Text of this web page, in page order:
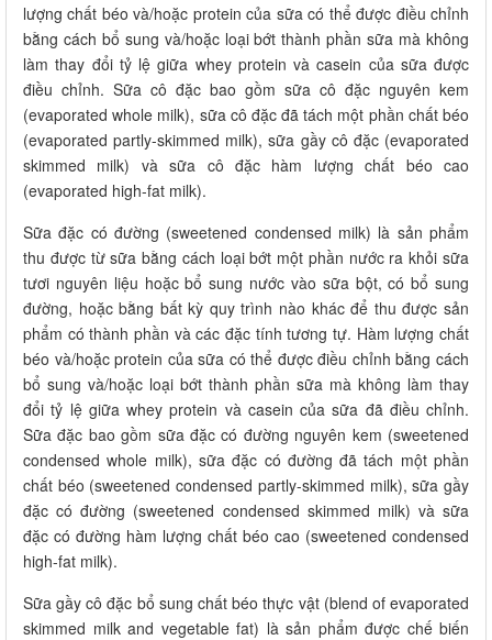
lượng chất béo và/hoặc protein của sữa có thể được điều chỉnh
bằng cách bổ sung và/hoặc loại bớt thành phần sữa mà không
làm thay đổi tỷ lệ giữa whey protein và casein của sữa được
điều chỉnh. Sữa cô đặc bao gồm sữa cô đặc nguyên kem
(evaporated whole milk), sữa cô đặc đã tách một phần chất béo
(evaporated partly-skimmed milk), sữa gầy cô đặc (evaporated
skimmed milk) và sữa cô đặc hàm lượng chất béo cao
(evaporated high-fat milk).
Sữa đặc có đường (sweetened condensed milk) là sản phẩm
thu được từ sữa bằng cách loại bớt một phần nước ra khỏi sữa
tươi nguyên liệu hoặc bổ sung nước vào sữa bột, có bổ sung
đường, hoặc bằng bất kỳ quy trình nào khác để thu được sản
phẩm có thành phần và các đặc tính tương tự. Hàm lượng chất
béo và/hoặc protein của sữa có thể được điều chỉnh bằng cách
bổ sung và/hoặc loại bớt thành phần sữa mà không làm thay
đổi tỷ lệ giữa whey protein và casein của sữa đã điều chỉnh.
Sữa đặc bao gồm sữa đặc có đường nguyên kem (sweetened
condensed whole milk), sữa đặc có đường đã tách một phần
chất béo (sweetened condensed partly-skimmed milk), sữa gầy
đặc có đường (sweetened condensed skimmed milk) và sữa
đặc có đường hàm lượng chất béo cao (sweetened condensed
high-fat milk).
Sữa gầy cô đặc bổ sung chất béo thực vật (blend of evaporated
skimmed milk and vegetable fat) là sản phẩm được chế biến